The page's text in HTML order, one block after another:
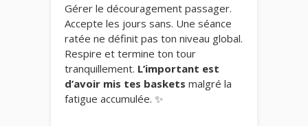
Gérer le découragement passager.
Accepte les jours sans. Une séance
ratée ne définit pas ton niveau global.
Respire et termine ton tour
tranquillement. L’important est
d’avoir mis tes baskets malgré la
fatigue accumulée. ✨